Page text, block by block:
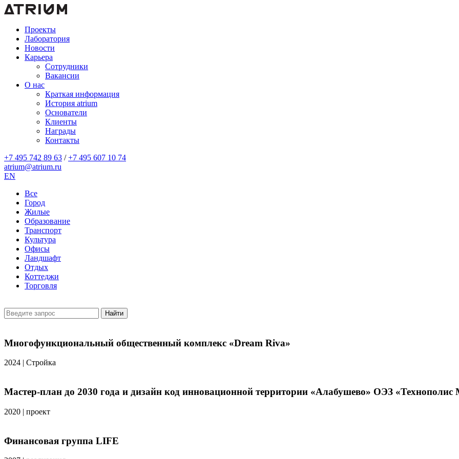
Проекты
Лаборатория
Новости
Карьера
Сотрудники
Вакансии
О нас
Краткая информация
История atrium
Основатели
Клиенты
Награды
Контакты
+7 495 742 89 63 / +7 495 607 10 74
atrium@atrium.ru
EN
Все
Город
Жилые
Образование
Транспорт
Культура
Офисы
Ландшафт
Отдых
Коттеджи
Торговля
Найти
Многофункциональный общественный комплекс «Dream Riva»
2024 | Стройка
Мастер-план до 2030 года и дизайн код инновационной территории «Алабушево» ОЭЗ «Технополис
2020 | проект
Финансовая группа LIFE